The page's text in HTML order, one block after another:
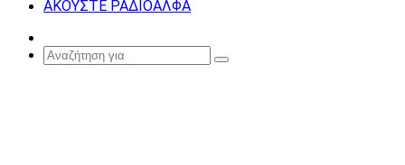
ΑΚΟΥΣΤΕ ΡΑΔΙΟΑΛΦΑ
Article
Αναζήτηση